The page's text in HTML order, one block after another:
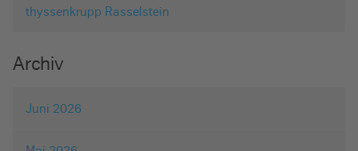
thyssenkrupp Rasselstein
Archiv
Juni 2026